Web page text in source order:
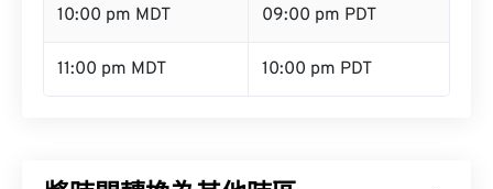
10:00 pm MDT 09:00 pm PDT
11:00 pm MDT 10:00 pm PDT